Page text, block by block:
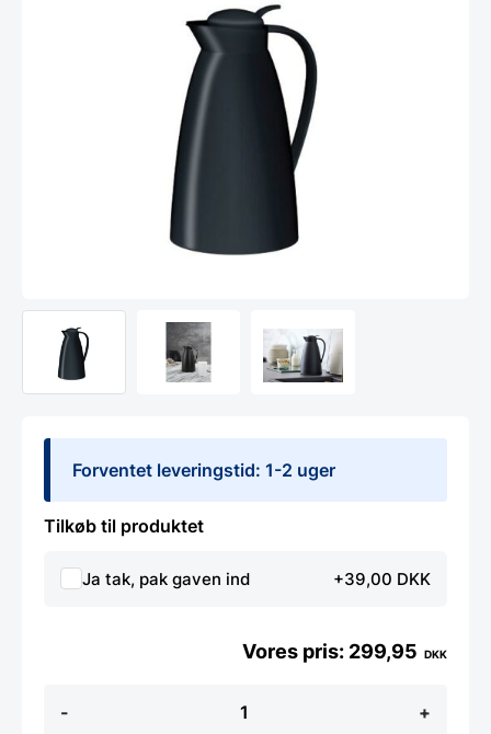
Forventet leveringstid: 1-2 uger
Tilkøb til produktet
Ja tak, pak gaven ind +39,00 DKK
-
Eco
+
299,95 DKK